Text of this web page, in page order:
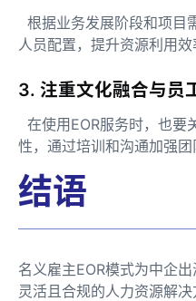
根据业务发展阶段和项目
人员配置，提升资源利用效
3. 注重文化融合与员
在使用EOR服务时，也要
性，通过培训和沟通加强团
结语
名义雇主EOR模式为中企
灵活且合规的人力资源解